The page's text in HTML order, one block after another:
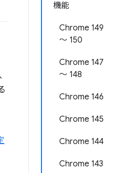
機能
Chrome 149
～ 150
Chrome 147
～ 148
Chrome 146
Chrome 145
Chrome 144
Chrome 143